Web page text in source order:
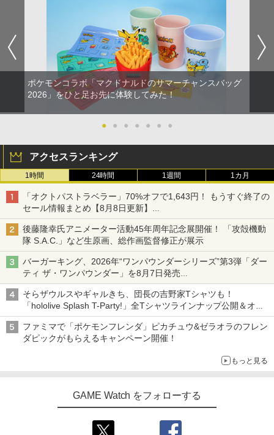
ポケモンコラボ「マクドナルドのサマーチャンスバッグ
2026」をひと足お先に体験してみた！
● ● ● ● ● ● ●
アクセスランキング
1時間 24時間 1週間 1カ月
「オクトパストラベラー」70%オフで1,643円！ もうすぐ終了の
セール情報まとめ【8月8日更新】
ニンテンドーeショップでは「大神 絶景版」が67%オフで990円
後藤隆幸氏アニメーター活動45年周年記念展開催！ 「攻殻機動
隊 S.A.C.」など生原画、総作画監督修正が展示
バーガーキング、2026年“ワンパウンダーシリーズ”第3弾「ダー
ティ ザ・ワンパウンダー」を8月7日発売
「特製ガーリックマヨソース」を使用した超大型チーズバーガー
そらザウルスやギャルきち、団長の吉野家Tシャツも！
「hololive Splash T-Party!」全Tシャツラインナップ公開＆オン
ライン販売開始
ファミマで「ポケモンフレンダ」ピカチュウ&ゼラオラのフレン
ダピックがもらえるキャンペーン開催！
もっと見る
GAME Watch をフォローする